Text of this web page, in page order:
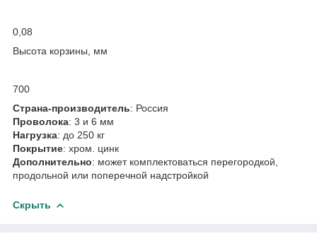
0,08
Высота корзины, мм
700
Страна-производитель: Россия
Проволока: 3 и 6 мм
Нагрузка: до 250 кг
Покрытие: хром. цинк
Дополнительно: может комплектоваться перегородкой,
продольной или поперечной надстройкой
Скрыть